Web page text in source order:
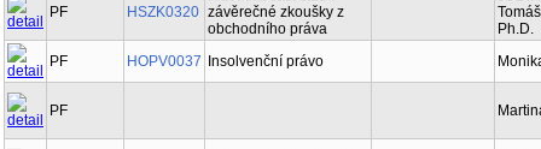
PF HSZK0320 závěrečné zkoušky z
obchodního práva
Ph.D.
PF
HOPV0037 Insolvenční právo
PF